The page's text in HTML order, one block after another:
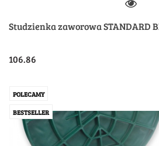
Studzienka zaworowa STANDARD
106.86
POLECAMY
BESTSELLER